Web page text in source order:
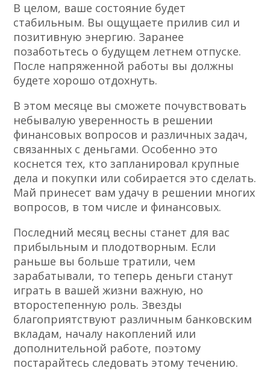
В целом, ваше состояние будет
стабильным. Вы ощущаете прилив сил и
позитивную энергию. Заранее
позаботьтесь о будущем летнем отпуске.
После напряженной работы вы должны
будете хорошо отдохнуть.
В этом месяце вы сможете почувствовать
небывалую уверенность в решении
финансовых вопросов и различных задач,
связанных с деньгами. Особенно это
коснется тех, кто запланировал крупные
дела и покупки или собирается это сделать.
Май принесет вам удачу в решении многих
вопросов, в том числе и финансовых.
Последний месяц весны станет для вас
прибыльным и плодотворным. Если
раньше вы больше тратили, чем
зарабатывали, то теперь деньги станут
играть в вашей жизни важную, но
второстепенную роль. Звезды
благоприятствуют различным банковским
вкладам, началу накоплений или
дополнительной работе, поэтому
постарайтесь следовать этому течению.